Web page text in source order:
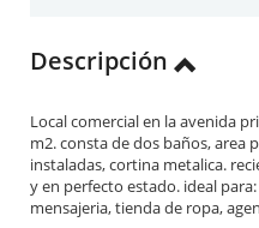
Descripción
Local comercial en la avenida
m2. consta de dos baños, area
instaladas, cortina metalica.
y en perfecto estado. ideal
mensajeria, tienda de ropa,